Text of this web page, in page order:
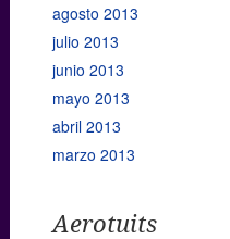
agosto 2013
julio 2013
junio 2013
mayo 2013
abril 2013
marzo 2013
Aerotuits